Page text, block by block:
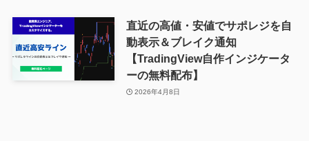
直近の高値・安値でサポレジを自
動表示＆ブレイク通知
【TradingView自作インジケータ
ーの無料配布】
2026年4月8日